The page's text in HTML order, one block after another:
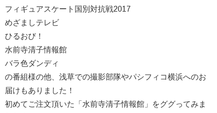
フィギュアスケート国別対抗戦2017
めざましテレビ
ひるおび！
水前寺清子情報館
バラ色ダンディ
の番組様の他、浅草での撮影部隊やパシフィコ横浜へのお
届けもありました！
初めてご注文頂いた「水前寺清子情報館」をググってみま